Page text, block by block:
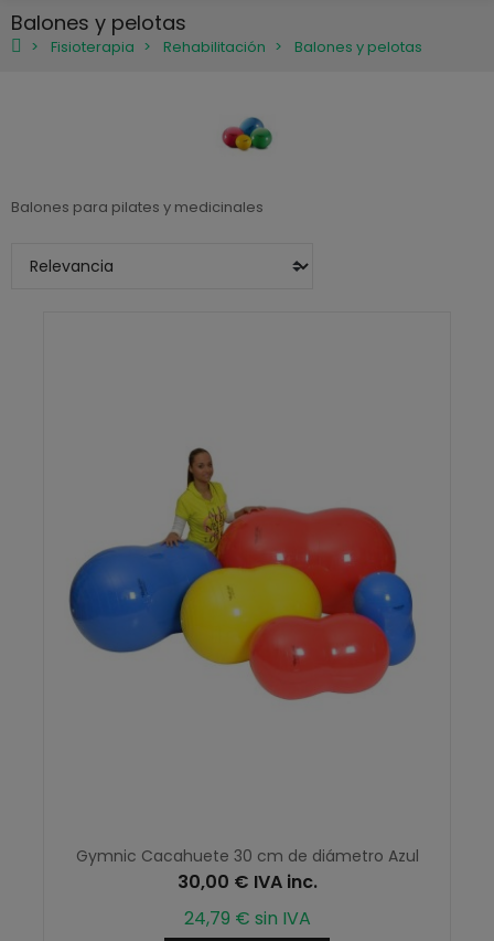
Balones y pelotas
Fisioterapia Rehabilitación Balones y pelotas
Balones para pilates y medicinales
Gymnic Cacahuete 30 cm de diámetro Azul
30,00 € IVA inc.
24,79 € sin IVA